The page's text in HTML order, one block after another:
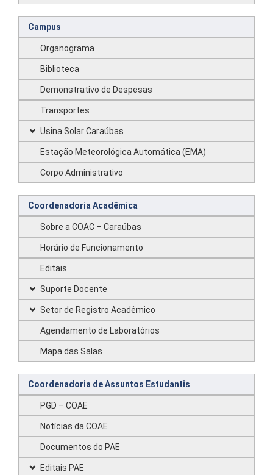
Campus
Organograma
Biblioteca
Demonstrativo de Despesas
Transportes
Usina Solar Caraúbas
Estação Meteorológica Automática (EMA)
Corpo Administrativo
Coordenadoria Acadêmica
Sobre a COAC – Caraúbas
Horário de Funcionamento
Editais
Suporte Docente
Setor de Registro Acadêmico
Agendamento de Laboratórios
Mapa das Salas
Coordenadoria de Assuntos Estudantis
PGD – COAE
Notícias da COAE
Documentos do PAE
Editais PAE